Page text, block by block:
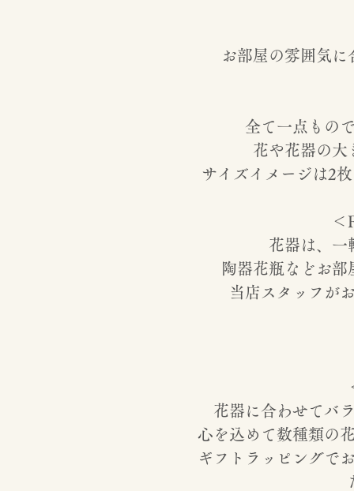
お部屋の雰囲気
全て一点もの
花や花器の大
サイズイメージは2
＜
花器は、一
陶器花瓶などお
当店スタッフが
花器に合わせてバ
心を込めて数種類の
ギフトラッピングで